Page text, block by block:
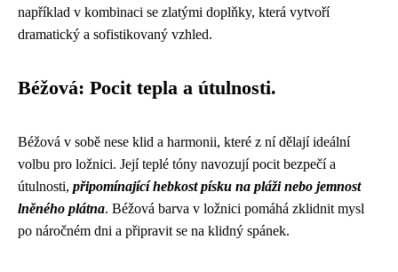
například v kombinaci se zlatými doplňky, která vytvoří
dramatický a sofistikovaný vzhled.
Béžová: Pocit tepla a útulnosti.
Béžová v sobě nese klid a harmonii, které z ní dělají ideální
volbu pro ložnici. Její teplé tóny navozují pocit bezpečí a
útulnosti, připomínající hebkost písku na pláži nebo jemnost
lněného plátna. Béžová barva v ložnici pomáhá zklidnit mysl
po náročném dni a připravit se na klidný spánek.